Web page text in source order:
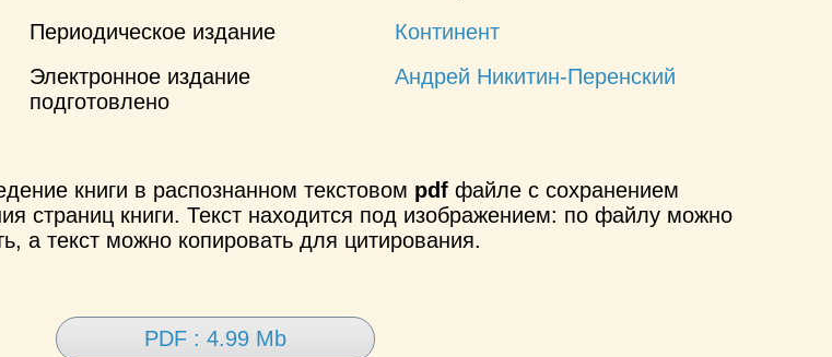
Периодическое издание
Континент
Электронное издание
подготовлено
Андрей Никитин-Перенский
книги в распознанном текстовом pdf файле с сохранением
страниц книги. Текст находится под изображением: по файлу можно
а текст можно копировать для цитирования.
PDF : 4.99 Mb